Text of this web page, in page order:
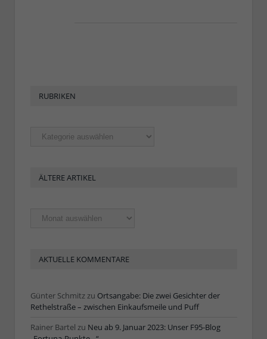
RUBRIKEN
Rubriken
ÄLTERE ARTIKEL
Ältere
Artikel
AKTUELLE KOMMENTARE
Günter Schmitzzu Ortsangabe: Die zwei Gesichter der
Rethelstraße – zwischen Einkaufsmeile und Puff
Rainer Bartel zu Neu ab 9. Januar 2023: Unser F95-Blog